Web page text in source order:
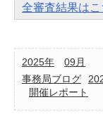
全審査結果はこ
2025年
09月
事務局ブログ
開催レポート